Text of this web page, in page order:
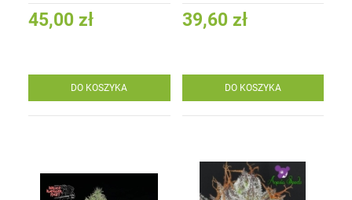
45,00 zł
DO KOSZYKA
39,60 zł
DO KOSZYKA